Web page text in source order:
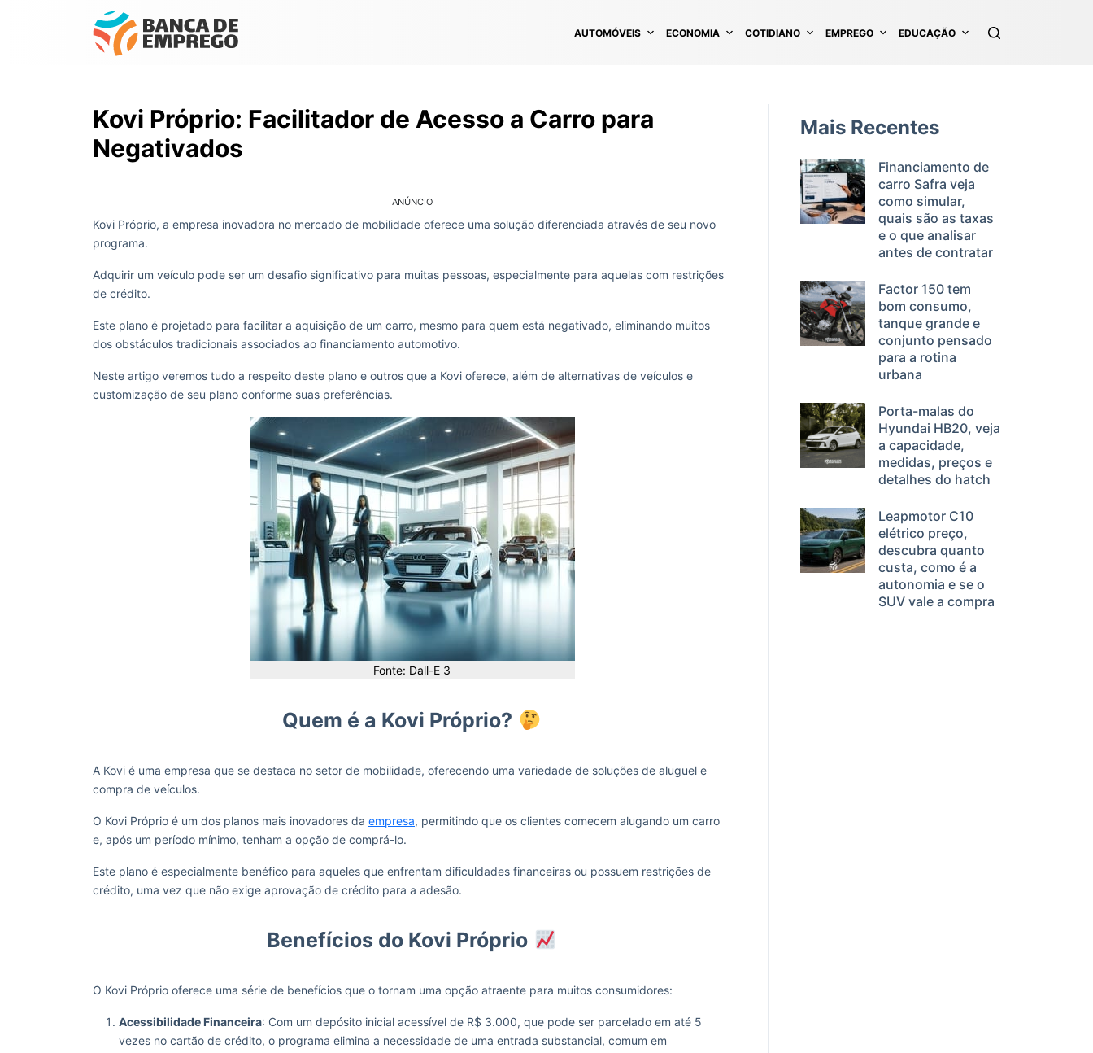
AUTOMÓVEIS ECONOMIA COTIDIANO EMPREGO EDUCAÇÃO
Kovi Próprio: Facilitador de Acesso a Carro para
Negativados
ANÚNCIO
Kovi Próprio, a empresa inovadora no mercado de mobilidade oferece uma solução diferenciada através de seu novo
programa.
Adquirir um veículo pode ser um desafio significativo para muitas pessoas, especialmente para aquelas com restrições
de crédito.
Este plano é projetado para facilitar a aquisição de um carro, mesmo para quem está negativado, eliminando muitos
dos obstáculos tradicionais associados ao financiamento automotivo.
Neste artigo veremos tudo a respeito deste plano e outros que a Kovi oferece, além de alternativas de veículos e
customização de seu plano conforme suas preferências.
Fonte: Dall-E 3
Quem é a Kovi Próprio?
A Kovi é uma empresa que se destaca no setor de mobilidade, oferecendo uma variedade de soluções de aluguel e
compra de veículos.
O Kovi Próprio é um dos planos mais inovadores da empresa, permitindo que os clientes comecem alugando um carro
e, após um período mínimo, tenham a opção de comprá-lo.
Este plano é especialmente benéfico para aqueles que enfrentam dificuldades financeiras ou possuem restrições de
crédito, uma vez que não exige aprovação de crédito para a adesão.
Benefícios do Kovi Próprio
O Kovi Próprio oferece uma série de benefícios que o tornam uma opção atraente para muitos consumidores:
Acessibilidade Financeira: Com um depósito inicial acessível de R$ 3.000, que pode ser parcelado em até 5
vezes no cartão de crédito, o programa elimina a necessidade de uma entrada substancial, comum em
Mais Recentes
Financiamento de
carro Safra veja
como simular,
quais são as taxas
e o que analisar
antes de contratar
Factor 150 tem
bom consumo,
tanque grande e
conjunto pensado
para a rotina
urbana
Porta-malas do
Hyundai HB20, veja
a capacidade,
medidas, preços e
detalhes do hatch
Leapmotor C10
elétrico preço,
descubra quanto
custa, como é a
autonomia e se o
SUV vale a compra